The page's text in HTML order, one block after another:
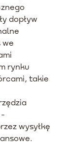
dopływ
we
rynku
takie
-
wysyłkę